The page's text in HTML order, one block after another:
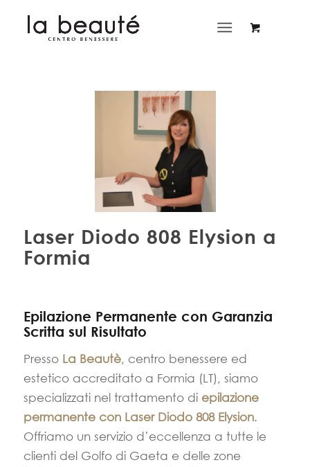
Laser Diodo 808 Elysion a
Formia
Epilazione Permanente con Garanzia
Scritta sul Risultato
Presso La Beautè, centro benessere ed
estetico accreditato a Formia (LT), siamo
specializzati nel trattamento di epilazione
permanente con Laser Diodo 808 Elysion.
Offriamo un servizio d’eccellenza a tutte le
clienti del Golfo di Gaeta e delle zone